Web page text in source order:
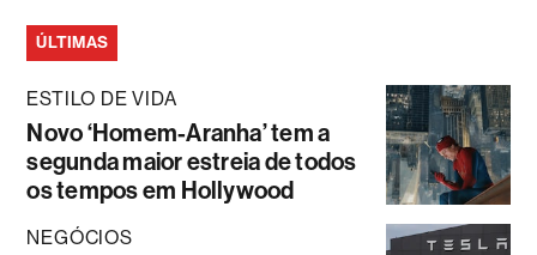
ÚLTIMAS
ESTILO DE VIDA
Novo ‘Homem-Aranha’ tem a
segunda maior estreia de todos
os tempos em Hollywood
NEGÓCIOS